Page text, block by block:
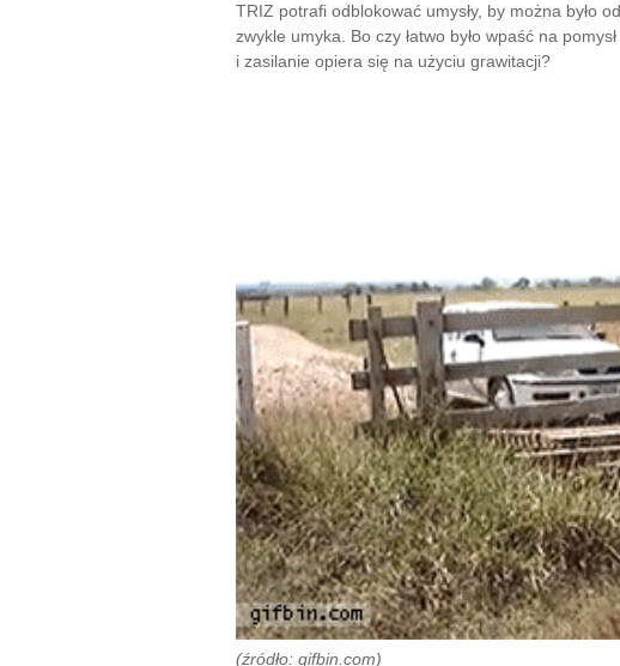
TRIZ potrafi odblokować umysły, by można było
zwykle umyka. Bo czy łatwo było wpaść na
i zasilanie opiera się na użyciu grawitacji?
(źródło: gifbin.com)